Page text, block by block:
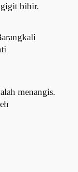
bibir.
menangis.